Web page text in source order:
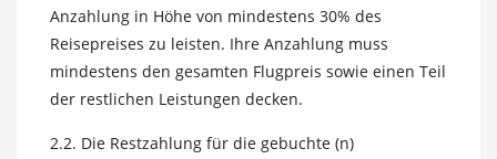
Anzahlung in Höhe von mindestens 30% des
Reisepreises zu leisten. Ihre Anzahlung muss
mindestens den gesamten Flugpreis sowie einen Teil
der restlichen Leistungen decken.
2.2. Die Restzahlung für die gebuchte (n)